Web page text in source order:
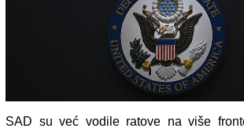
SAD su već vodile ratove na više